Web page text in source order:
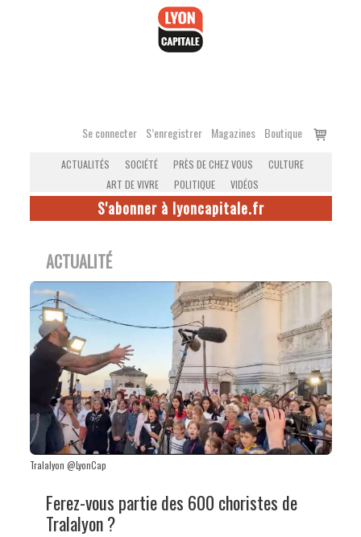
Se connecter S’enregistrer Magazines Boutique
Voir
ACTUALITÉS SOCIÉTÉ PRÈS DE CHEZ VOUS
CULTURE
ART DE VIVRE
POLITIQUE VIDÉOS
S'abonner à lyoncapitale.fr
ACTUALITÉ
Tralalyon @LyonCap
Ferez-vous partie des 600 choristes de
Tralalyon ?